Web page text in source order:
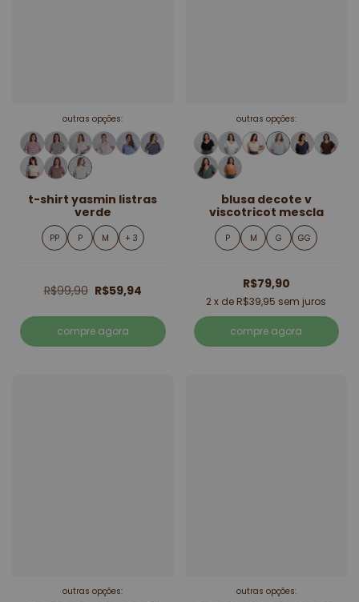
outras opções:
t-shirt yasmin listras
verde
PP P M + 3
R$99,90 R$59,94
compre agora
outras opções:
blusa decote v
viscotricot mescla
P M G GG
R$79,90
2x de R$39,95 sem juros
compre agora
outras opções: outras opções: